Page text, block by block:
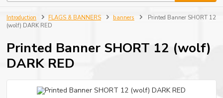
Introduction FLAGS & BANNERS banners
Printed Banner SHORT 12
(wolf) DARK RED
Printed Banner SHORT 12 (wolf)
DARK RED